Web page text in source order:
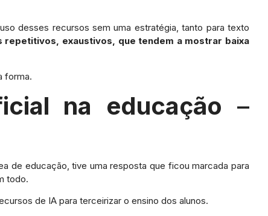
desses recursos sem uma estratégia, tanto para texto
repetitivos, exaustivos, que tendem a mostrar baixa
forma.
na educação –
de educação, tive uma resposta que ficou marcada para
todo.
de IA para terceirizar o ensino dos alunos.